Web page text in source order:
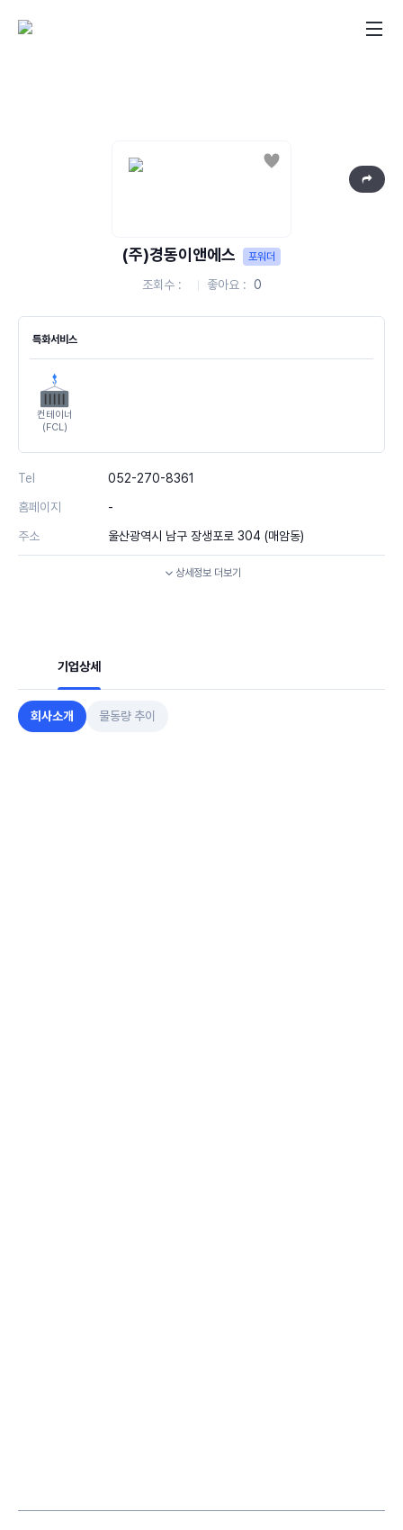
좋아요
(주)경동이앤에스 포워더
조회수 좋아요 0
특화서비스
컨테이너
(FCL)
Tel
052-270-8361
홈페이지
-
주소
울산광역시 남구 장생포로 304 (매암동)
상세정보 더보기
기업상세
회사소개 물동량 추이